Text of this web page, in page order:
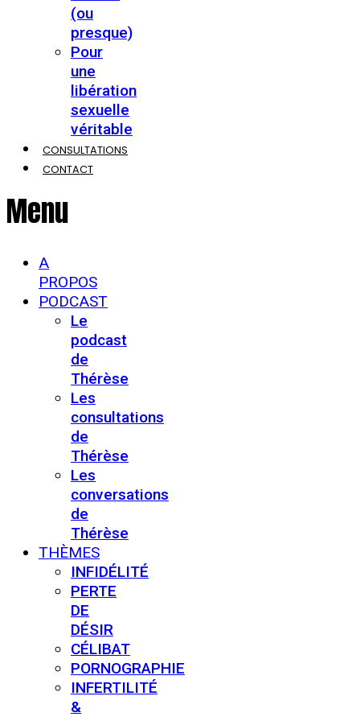
(ou
presque)
Pour
une
libération
sexuelle
véritable
CONSULTATIONS
CONTACT
Menu
A
PROPOS
PODCAST
Le
podcast
de
Thérèse
Les
consultations
de
Thérèse
Les
conversations
de
Thérèse
THÈMES
INFIDÉLITÉ
PERTE
DE
DÉSIR
CÉLIBAT
PORNOGRAPHIE
INFERTILITÉ
&